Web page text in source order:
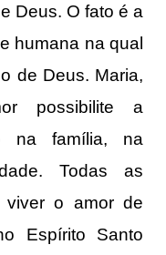
Deus. O fato é a
humana na qual
de Deus. Maria,
possibilite a
na família, na
Todas as
viver o amor de
Espírito Santo